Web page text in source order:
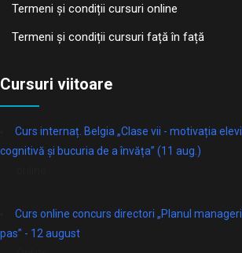
Termeni și condiții cursuri online
Termeni și condiții cursuri față în față
Cursuri viitoare
Curs internaț. Belgia „Clase vii - motivația
cognitivă și bucuria de a învăța” (11 aug.)
Curs online concurs directori „Planul
pas” - 12 august